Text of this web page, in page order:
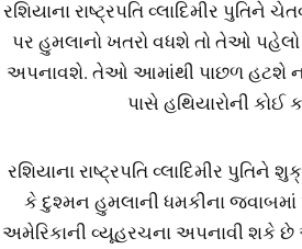
રશિયાના રાષ્ટ્રપતિ વ્લાદિમીર
પર હુમલાનો ખતરો વધશે તો તેઓ પહેલો
અપનાવશે. તેઓ આમાંથી પાછળ હટશે
પાસે હથિયારોની કોઈ
રશિયાના રાષ્ટ્રપતિ વ્લાદિમીર
કે દુશ્મન હુમલાની ધમકીના જવાબમાં
અમેરિકાની વ્યૂહરચના અપનાવી શકે